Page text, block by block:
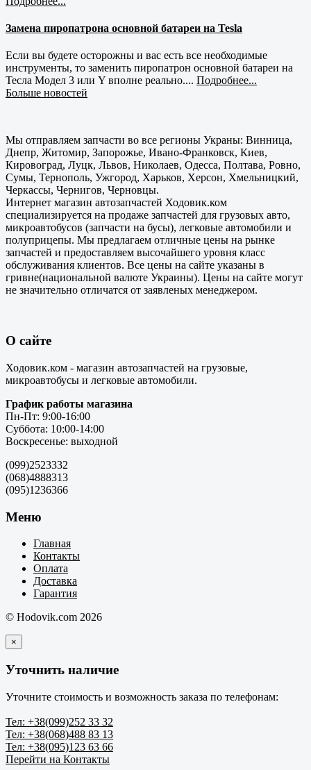
Замена пиропатрона основной батареи на Tesla
Если вы будете осторожны и вас есть все необходимые
инструменты, то заменить пиропатрон основной батареи на
Тесла Модел 3 или Y вполне реально.... Подробнее...
Больше новостей
Мы отправляем запчасти во все регионы Украны: Винница,
Днепр, Житомир, Запорожье, Ивано-Франковск, Киев,
Кировоград, Луцк, Львов, Николаев, Одесса, Полтава, Ровно,
Сумы, Тернополь, Ужгород, Харьков, Херсон, Хмельницкий,
Черкассы, Чернигов, Черновцы.
Интернет магазин автозапчастей Ходовик.ком
специализируется на продаже запчастей для грузовых авто,
микроавтобусов (запчасти на бусы), легковые автомобили и
полуприцепы. Мы предлагаем отличные цены на рынке
запчастей и предоставляем высочайшего уровня класс
обслуживания клиентов. Все цены на сайте указаны в
гривне(национальной валюте Украины). Цены на сайте могут
не значительно отличатся от заявленых менеджером.
О сайте
Ходовик.ком - магазин автозапчастей на грузовые,
микроавтобусы и легковые автомобили.
График работы магазина
Пн-Пт: 9:00-16:00
Суббота: 10:00-14:00
Воскресенье: выходной
(099)2523332
(068)4888313
(095)1236366
Меню
Главная
Контакты
Оплата
Доставка
Гарантия
© Hodovik.com 2026
×
Уточнить наличие
Уточните стоимость и возможность заказа по телефонам:
Тел: +38(099)252 33 32
Тел: +38(068)488 83 13
Тел: +38(095)123 63 66
Перейти на Контакты